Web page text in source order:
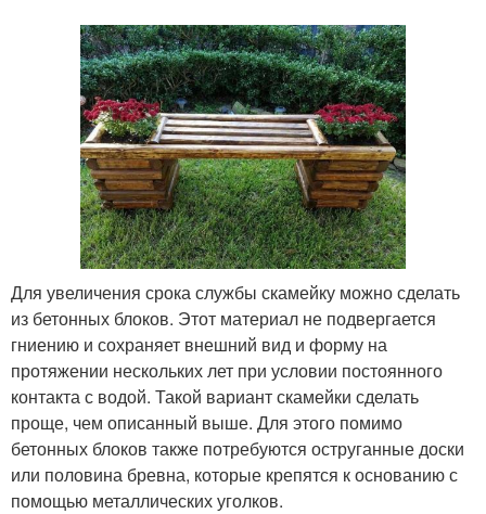
Для увеличения срока службы скамейку можно сделать
из бетонных блоков. Этот материал не подвергается
гниению и сохраняет внешний вид и форму на
протяжении нескольких лет при условии постоянного
контакта с водой. Такой вариант скамейки сделать
проще, чем описанный выше. Для этого помимо
бетонных блоков также потребуются оструганные доски
или половина бревна, которые крепятся к основанию с
помощью металлических уголков.